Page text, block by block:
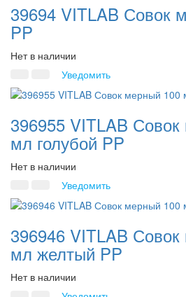
39694 VITLAB Совок
PP
Нет в наличии
Уведомить
396955 VITLAB
мл голубой PP
Нет в наличии
Уведомить
396946 VITLAB
мл желтый PP
Нет в наличии